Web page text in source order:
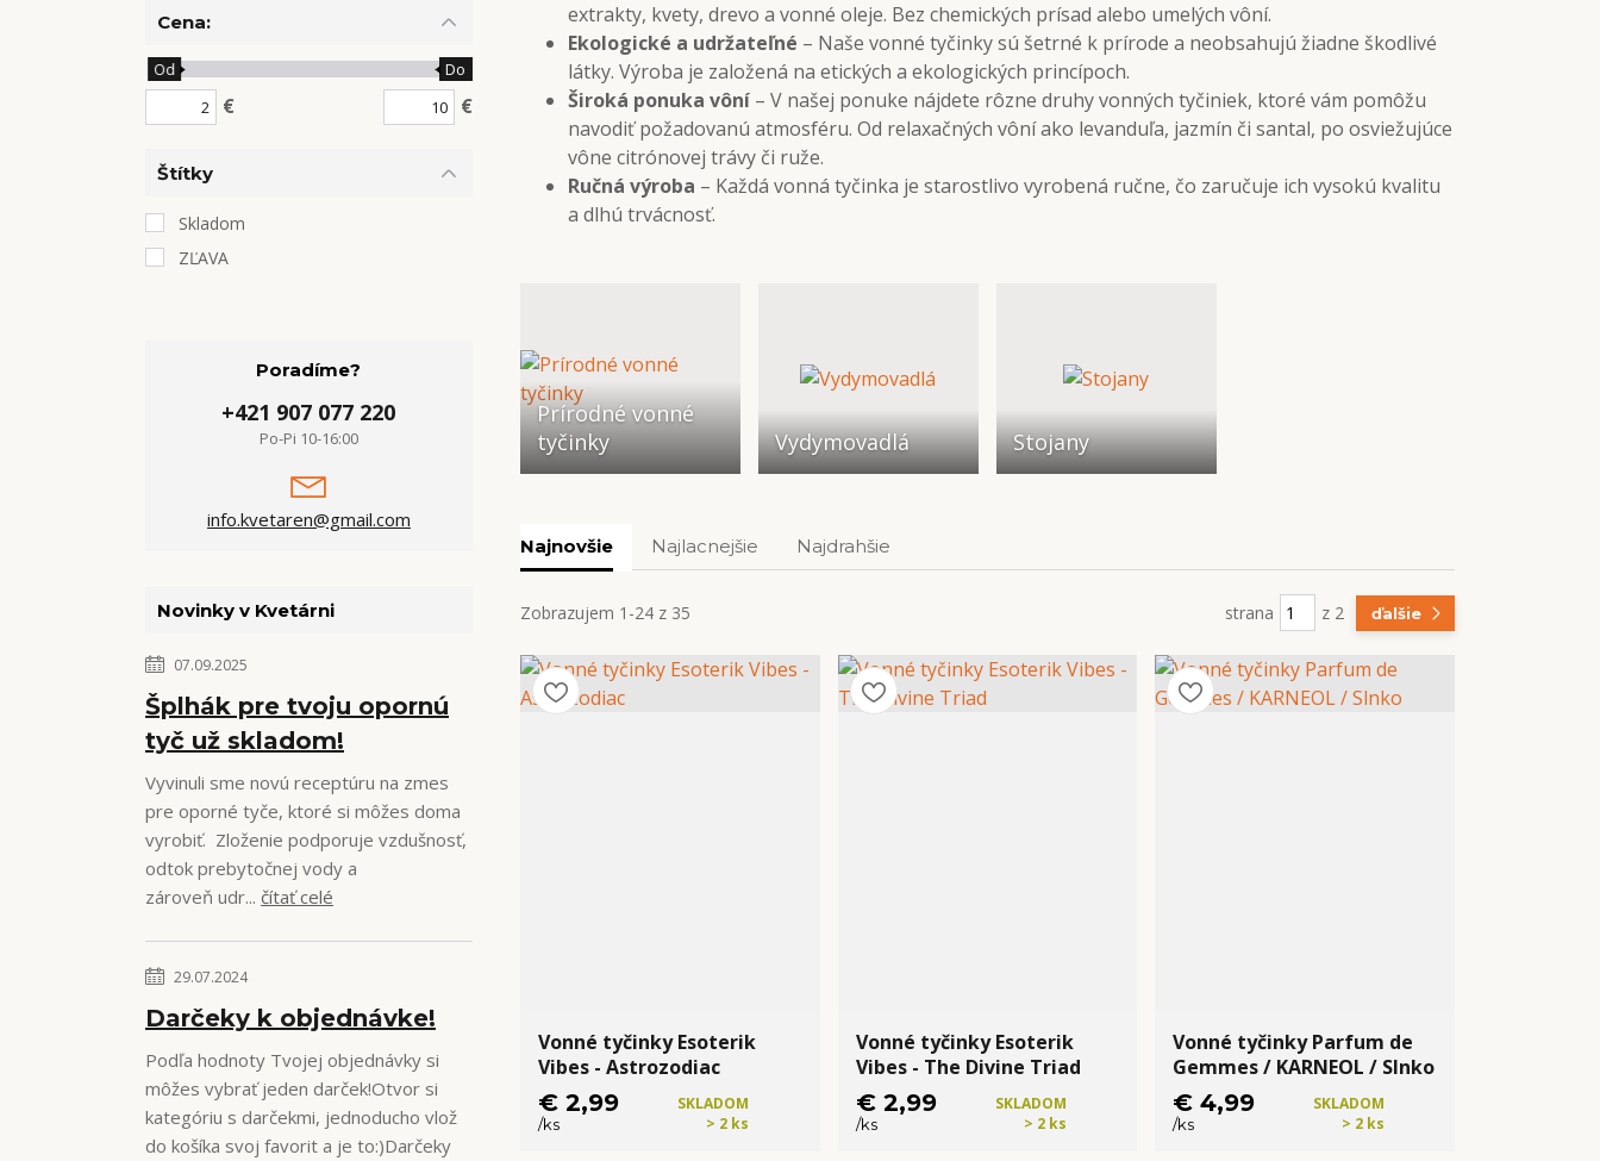
extrakty, kvety, drevo a vonné oleje. Bez chemických prísad alebo umelých vôní.
Ekologické a udržateľné – Naše vonné tyčinky sú šetrné k prírode a neobsahujú žiadne škodlivé
látky. Výroba je založená na etických a ekologických princípoch.
Široká ponuka vôní– V našej ponuke nájdete rôzne druhy vonných tyčiniek, ktoré vám pomôžu
navodiť požadovanú atmosféru. Od relaxačných vôní ako levanduľa, jazmín či santal, po osviežujúce
vône citrónovej trávy či ruže.
Ručná výroba – Každá vonná tyčinka je starostlivo vyrobená ručne, čo zaručuje ich vysokú kvalitu
a dlhú trvácnosť.
Prírodné vonné
tyčinky
Vydymovadlá Stojany
Najnovšie Najlacnejšie Najdrahšie
Zobrazujem 1-24 z 35 strana z 2 ďalšie
Vonné tyčinky Esoterik
Vibes - Astrozodiac
€ 2,99
/ks
SKLADOM
> 2 ks
Vonné tyčinky Esoterik
Vibes - The Divine Triad
€ 2,99
/ks
SKLADOM
> 2 ks
Vonné tyčinky Parfum de
Gemmes / KARNEOL / Slnko
€ 4,99
/ks
SKLADOM
> 2 ks
Cena:
€
Od Do
€
Štítky
Skladom
ZĽAVA
Poradíme?
+421 907 077 220
Po-Pi 10-16:00
info.kvetaren@gmail.com
Novinky v Kvetárni
07.09.2025
Šplhák pre tvoju opornú
tyč už skladom!
Vyvinuli sme novú receptúru na zmes
pre oporné tyče, ktoré si môžes doma
vyrobiť. Zloženie podporuje vzdušnosť,
odtok prebytočnej vody a
zároveň udr... čítať celé
29.07.2024
Darčeky k objednávke!
Podľa hodnoty Tvojej objednávky si
môžes vybrať jeden darček!Otvor si
kategóriu s darčekmi, jednoducho vlož
do košíka svoj favorit a je to:)Darčeky